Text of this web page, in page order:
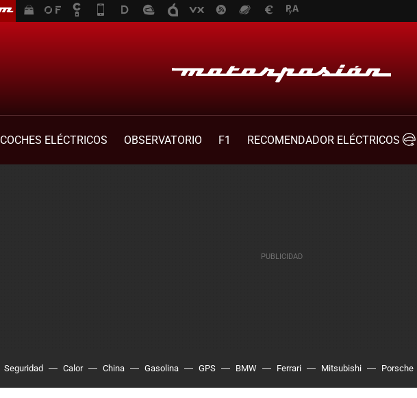
COCHES ELÉCTRICOS OBSERVATORIO F1
RECOMENDADOR ELÉCTRICOS
Seguridad Calor China Gasolina GPS BMW Ferrari Mitsubishi Porsche